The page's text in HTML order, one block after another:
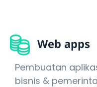
Web apps
Pembuatan
bisnis &